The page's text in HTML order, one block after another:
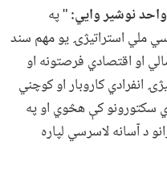
نوشیر وايي:" په
ملي استراتیژۍ یو مهم سند
او اقتصادي فرصتونه او
انفرادي کاروبار او کوچني
سکتورونو کې هڅوي او په
د آسانه لاسرسي لپاره